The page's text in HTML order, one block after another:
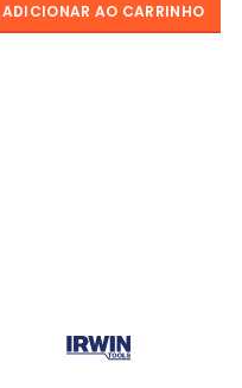
ADICIONAR AO CARRINHO